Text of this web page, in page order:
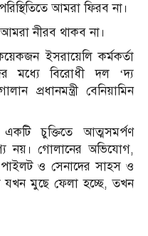
আমরা ফিরব না।
নীরব থাকব না।
ইসরায়েলি কর্মকর্তা
মধ্যে বিরোধী দল ‘দ্য
প্রধানমন্ত্রী বেনিয়ামিন
চুক্তিতে আত্মসমর্পণ
নয়। গোলানের অভিযোগ,
ও সেনাদের সাহস ও
যখন মুছে ফেলা হচ্ছে, তখন